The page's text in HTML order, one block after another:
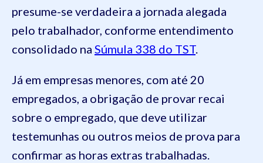
presume-se verdadeira a jornada alegada
pelo trabalhador, conforme entendimento
consolidado na Súmula 338 do TST.
Já em empresas menores, com até 20
empregados, a obrigação de provar recai
sobre o empregado, que deve utilizar
testemunhas ou outros meios de prova para
confirmar as horas extras trabalhadas.